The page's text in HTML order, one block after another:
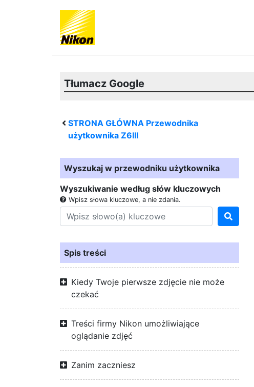
Tłumacz Google
STRONA GŁÓWNA Przewodnika
użytkownika Z6III
Wyszukaj w przewodniku użytkownika
Wyszukiwanie według słów kluczowych
Wpisz słowa kluczowe, a nie zdania.
Spis treści
Kiedy Twoje pierwsze zdjęcie nie może
czekać
Treści firmy Nikon umożliwiające
oglądanie zdjęć
Zanim zaczniesz